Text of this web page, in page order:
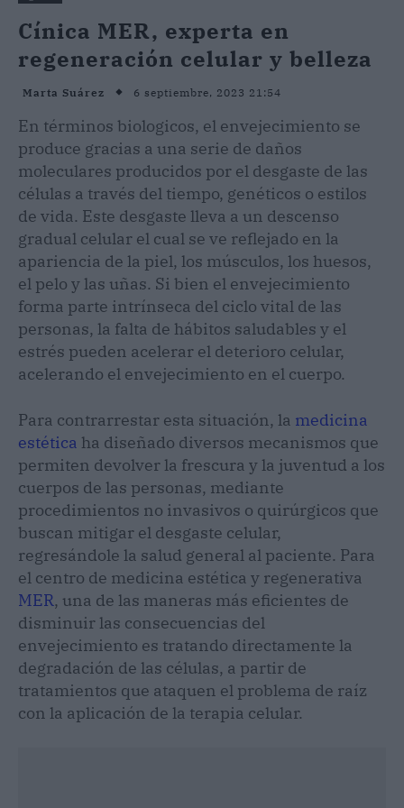
Cínica MER, experta en
regeneración celular y belleza
Marta Suárez 6 septiembre, 2023 21:54
En términos biologicos, el envejecimiento se
produce gracias a una serie de daños
moleculares producidos por el desgaste de las
células a través del tiempo, genéticos o estilos
de vida. Este desgaste lleva a un descenso
gradual celular el cual se ve reflejado en la
apariencia de la piel, los músculos, los huesos,
el pelo y las uñas. Si bien el envejecimiento
forma parte intrínseca del ciclo vital de las
personas, la falta de hábitos saludables y el
estrés pueden acelerar el deterioro celular,
acelerando el envejecimiento en el cuerpo.
Para contrarrestar esta situación, la medicina
estética ha diseñado diversos mecanismos que
permiten devolver la frescura y la juventud a los
cuerpos de las personas, mediante
procedimientos no invasivos o quirúrgicos que
buscan mitigar el desgaste celular,
regresándole la salud general al paciente. Para
el centro de medicina estética y regenerativa
MER, una de las maneras más eficientes de
disminuir las consecuencias del
envejecimiento es tratando directamente la
degradación de las células, a partir de
tratamientos que ataquen el problema de raíz
con la aplicación de la terapia celular.